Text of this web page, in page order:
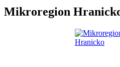
Mikroregion